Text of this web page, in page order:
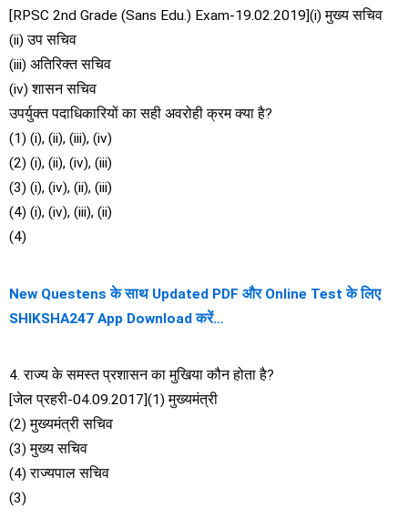
[RPSC 2nd Grade (Sans Edu.) Exam-19.02.2019](i) मुख्य सचिव
(ii) उप सचिव
(iii) अतिरिक्त सचिव
(iv) शासन सचिव
उपर्युक्त पदाधिकारियों का सही अवरोही क्रम क्या है?
(1) (i), (ii), (iii), (iv)
(2) (i), (ii), (iv), (iii)
(3) (i), (iv), (ii), (iii)
(4) (i), (iv), (iii), (ii)
(4)
New Questens के साथ Updated PDF और Online Test के लिए
SHIKSHA247 App Download करें…
4. राज्य के समस्त प्रशासन का मुखिया कौन होता है?
[जेल प्रहरी-04.09.2017](1) मुख्यमंत्री
(2) मुख्यमंत्री सचिव
(3) मुख्य सचिव
(4) राज्यपाल सचिव
(3)